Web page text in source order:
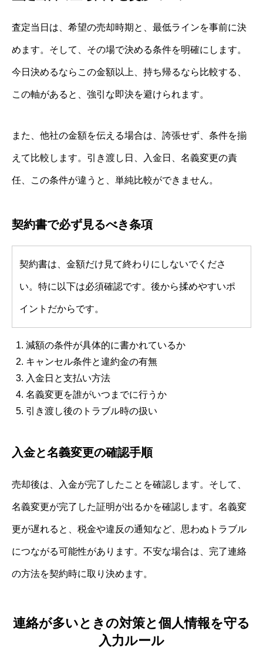
査定当日は、希望の売却時期と、最低ラインを事前に決
めます。そして、その場で決める条件を明確にします。
今日決めるならこの金額以上、持ち帰るなら比較する、
この軸があると、強引な即決を避けられます。
また、他社の金額を伝える場合は、誇張せず、条件を揃
えて比較します。引き渡し日、入金日、名義変更の責
任、この条件が違うと、単純比較ができません。
契約書で必ず見るべき条項
契約書は、金額だけ見て終わりにしないでくださ
い。特に以下は必須確認です。後から揉めやすいポ
イントだからです。
減額の条件が具体的に書かれているか
キャンセル条件と違約金の有無
入金日と支払い方法
名義変更を誰がいつまでに行うか
引き渡し後のトラブル時の扱い
入金と名義変更の確認手順
売却後は、入金が完了したことを確認します。そして、
名義変更が完了した証明が出るかを確認します。名義変
更が遅れると、税金や違反の通知など、思わぬトラブル
につながる可能性があります。不安な場合は、完了連絡
の方法を契約時に取り決めます。
連絡が多いときの対策と個人情報を守る
入力ルール